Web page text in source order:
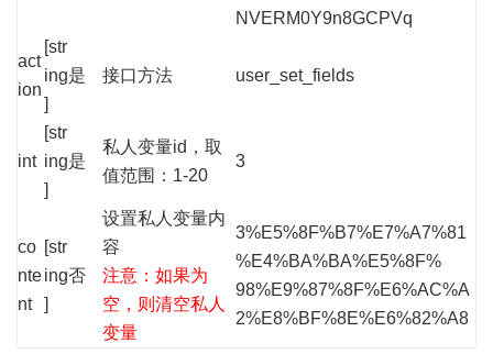
NVERM0Y9n8GCPVq
act
ion
[str
ing
]
是 接口方法 user_set_fields
int
[str
ing
]
是
私人变量id，取
值范围：1-20
3
co
nte
nt
[str
ing
]
否
设置私人变量内
容
注意：如果为
空，则清空私人
变量
3%E5%8F%B7%E7%A7%81
%E4%BA%BA%E5%8F%
98%E9%87%8F%E6%AC%A
2%E8%BF%8E%E6%82%A8